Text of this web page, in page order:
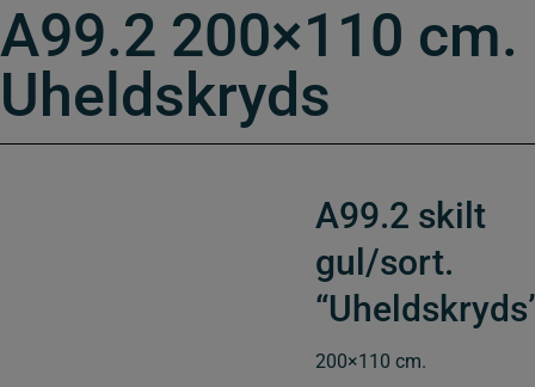
A99.2 200×110 cm.
Uheldskryds
A99.2 skilt
gul/sort.
200×110 cm.